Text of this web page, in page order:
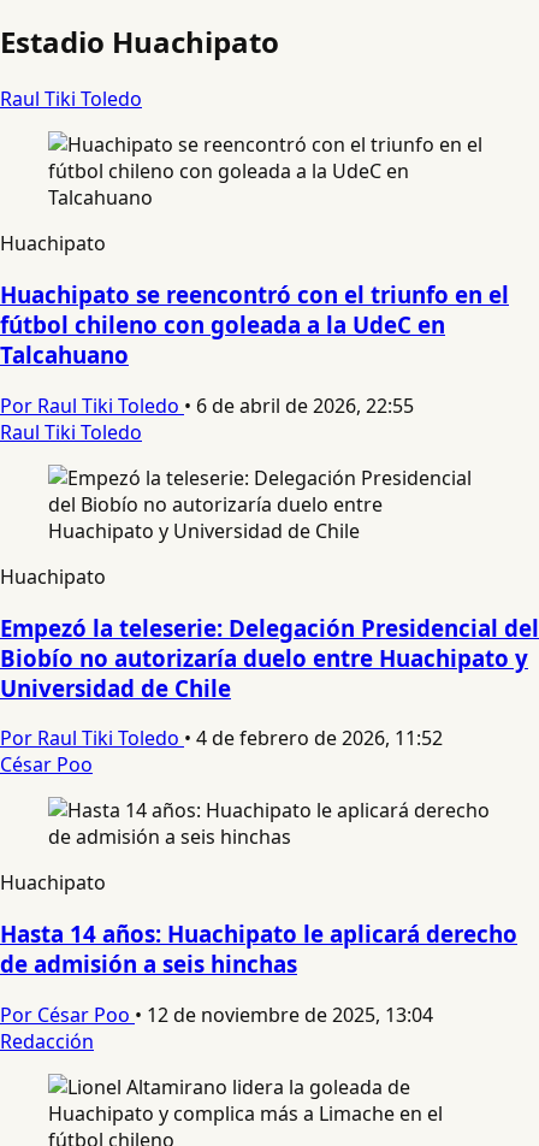
Estadio Huachipato
Raul Tiki Toledo
Huachipato
Huachipato se reencontró con el triunfo en el
fútbol chileno con goleada a la UdeC en
Talcahuano
Por Raul Tiki Toledo • 6 de abril de 2026, 22:55
Raul Tiki Toledo
Huachipato
Empezó la teleserie: Delegación Presidencial del
Biobío no autorizaría duelo entre Huachipato y
Universidad de Chile
Por Raul Tiki Toledo • 4 de febrero de 2026, 11:52
César Poo
Huachipato
Hasta 14 años: Huachipato le aplicará derecho
de admisión a seis hinchas
Por César Poo • 12 de noviembre de 2025, 13:04
Redacción